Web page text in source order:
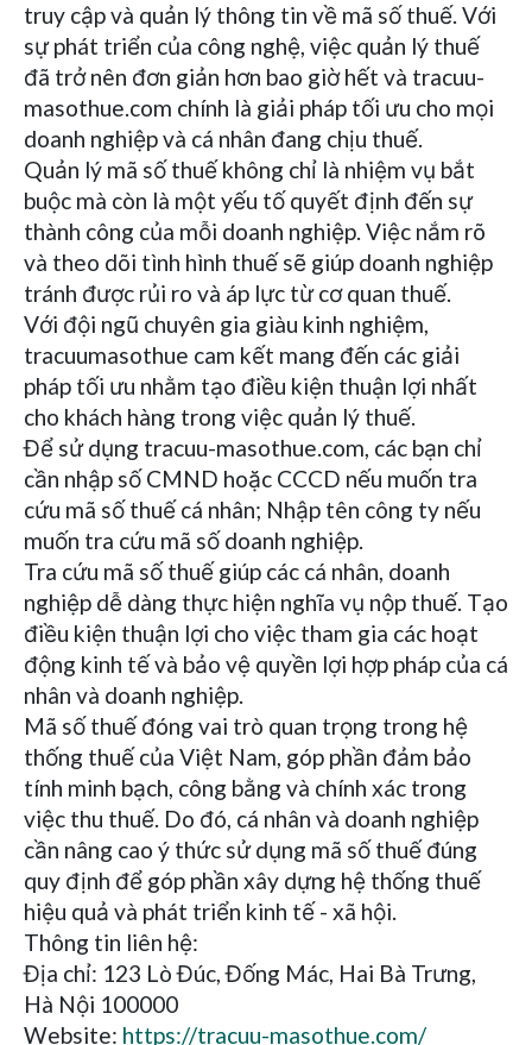
truy cập và quản lý thông tin về mã số thuế. Với
sự phát triển của công nghệ, việc quản lý thuế
đã trở nên đơn giản hơn bao giờ hết và tracuu-
masothue.com chính là giải pháp tối ưu cho mọi
doanh nghiệp và cá nhân đang chịu thuế.
Quản lý mã số thuế không chỉ là nhiệm vụ bắt
buộc mà còn là một yếu tố quyết định đến sự
thành công của mỗi doanh nghiệp. Việc nắm rõ
và theo dõi tình hình thuế sẽ giúp doanh nghiệp
tránh được rủi ro và áp lực từ cơ quan thuế.
Với đội ngũ chuyên gia giàu kinh nghiệm,
tracuumasothue cam kết mang đến các giải
pháp tối ưu nhằm tạo điều kiện thuận lợi nhất
cho khách hàng trong việc quản lý thuế.
Để sử dụng tracuu-masothue.com, các bạn chỉ
cần nhập số CMND hoặc CCCD nếu muốn tra
cứu mã số thuế cá nhân; Nhập tên công ty nếu
muốn tra cứu mã số doanh nghiệp.
Tra cứu mã số thuế giúp các cá nhân, doanh
nghiệp dễ dàng thực hiện nghĩa vụ nộp thuế. Tạo
điều kiện thuận lợi cho việc tham gia các hoạt
động kinh tế và bảo vệ quyền lợi hợp pháp của cá
nhân và doanh nghiệp.
Mã số thuế đóng vai trò quan trọng trong hệ
thống thuế của Việt Nam, góp phần đảm bảo
tính minh bạch, công bằng và chính xác trong
việc thu thuế. Do đó, cá nhân và doanh nghiệp
cần nâng cao ý thức sử dụng mã số thuế đúng
quy định để góp phần xây dựng hệ thống thuế
hiệu quả và phát triển kinh tế - xã hội.
Thông tin liên hệ:
Địa chỉ: 123 Lò Đúc, Đống Mác, Hai Bà Trưng,
Hà Nội 100000
Website: https://tracuu-masothue.com/